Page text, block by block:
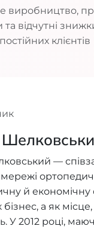
виробництво,
відчутні
постійних клієнтів
—
й економічну
бізнес, а як
У 2012 році,